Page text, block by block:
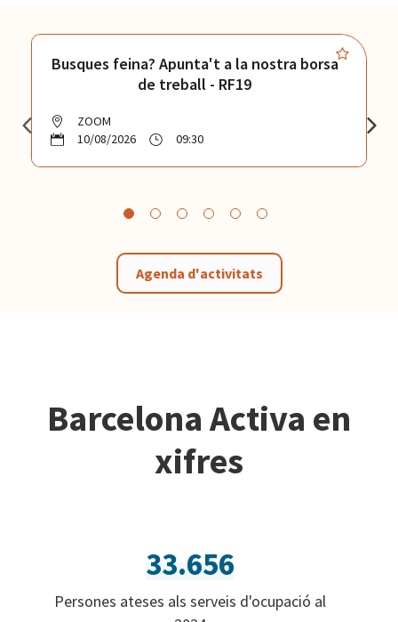
Busques feina? Apunta't a la nostra borsa
de treball - RF19
ZOOM
10/08/2026
09:30
Agenda d'activitats
Barcelona Activa en
xifres
33.656
Persones ateses als serveis d'ocupació al